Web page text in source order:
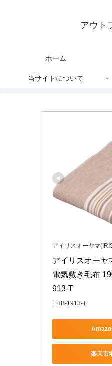
アウト
ホーム
当サイトについて
アイリスオーヤマ
アイリスオーヤ
電気敷き毛布
913-T
EHB-1913-T
楽天市